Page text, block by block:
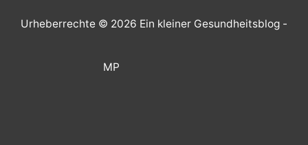
Urheberrechte © 2026 Ein kleiner Gesundheitsblog -
MP